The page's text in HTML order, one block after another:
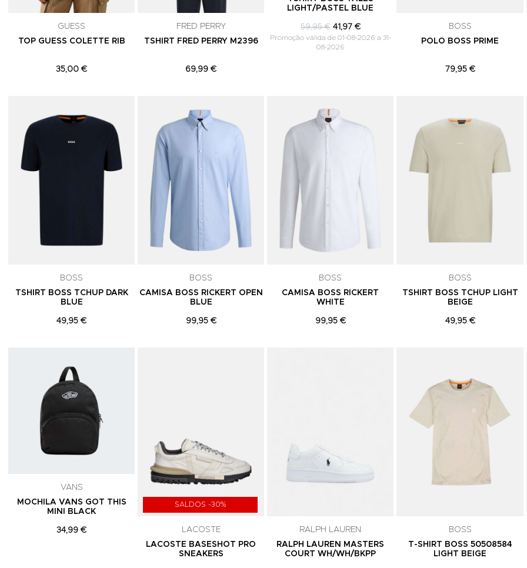
GUESS
TOP GUESS COLETTE RIB
35,00 €
FRED PERRY
TSHIRT FRED PERRY M2396
69,99 €
LIGHT/PASTEL BLUE
59,95 € 41,97 €
Promoção válida de 01-08-2026 a 31-
08-2026
BOSS
POLO BOSS PRIME
79,95 €
BOSS
TSHIRT BOSS TCHUP DARK
BLUE
49,95 €
BOSS
CAMISA BOSS RICKERT OPEN
BLUE
99,95 €
BOSS
CAMISA BOSS RICKERT
WHITE
99,95 €
BOSS
TSHIRT BOSS TCHUP LIGHT
BEIGE
49,95 €
VANS
MOCHILA VANS GOT THIS
MINI BLACK
34,99 €
SALDOS -30%
LACOSTE
LACOSTE BASESHOT PRO
SNEAKERS
RALPH LAUREN
RALPH LAUREN MASTERS
COURT WH/WH/BKPP
BOSS
T-SHIRT BOSS 50508584
LIGHT BEIGE
comunicações de marketing. Podes